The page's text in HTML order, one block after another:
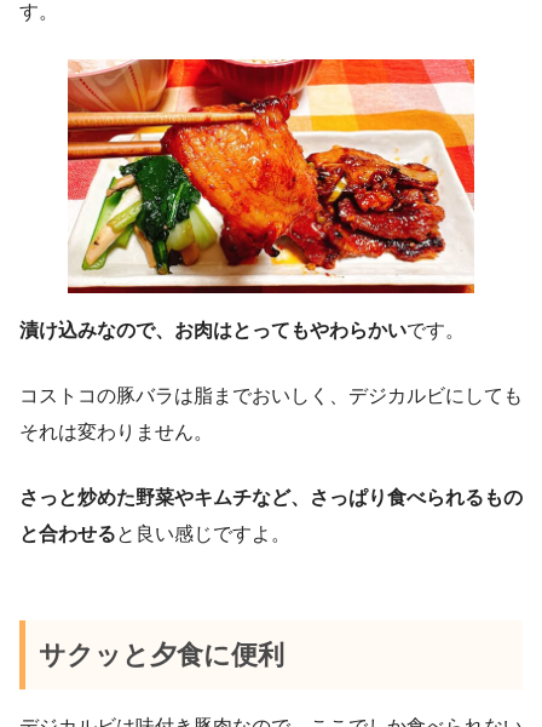
す。
漬け込みなので、お肉はとってもやわらかいです。
コストコの豚バラは脂までおいしく、デジカルビにしても
それは変わりません。
さっと炒めた野菜やキムチなど、さっぱり食べられるもの
と合わせると良い感じですよ。
サクッと夕食に便利